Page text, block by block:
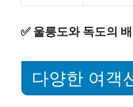
✅ 울릉도와 독도의
다양한 여객